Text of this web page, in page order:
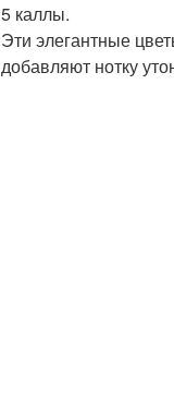
5 каллы.
Эти элегантные
добавляют нотку